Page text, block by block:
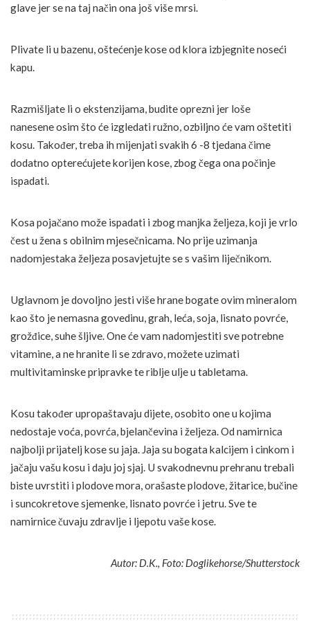
glave jer se na taj način ona još više mrsi.
Plivate li u bazenu, oštećenje kose od klora izbjegnite noseći
kapu.
Razmišljate li o ekstenzijama, budite oprezni jer loše
nanesene osim što će izgledati ružno, ozbiljno će vam oštetiti
kosu. Također, treba ih mijenjati svakih 6 -8 tjedana čime
dodatno opterećujete korijen kose, zbog čega ona počinje
ispadati.
Kosa pojačano može ispadati i zbog manjka željeza, koji je vrlo
čest u žena s obilnim mjesečnicama. No prije uzimanja
nadomjestaka željeza posavjetujte se s vašim liječnikom.
Uglavnom je dovoljno jesti više hrane bogate ovim mineralom
kao što je nemasna govedinu, grah, leća, soja, lisnato povrće,
grožđice, suhe šljive. One će vam nadomjestiti sve potrebne
vitamine, a ne hranite li se zdravo, možete uzimati
multivitaminske pripravke te riblje ulje u tabletama.
Kosu također upropaštavaju dijete, osobito one u kojima
nedostaje voća, povrća, bjelančevina i željeza. Od namirnica
najbolji prijatelj kose su jaja. Jaja su bogata kalcijem i cinkom i
jačaju vašu kosu i daju joj sjaj. U svakodnevnu prehranu trebali
biste uvrstiti i plodove mora, orašaste plodove, žitarice, bučine
i suncokretove sjemenke, lisnato povrće i jetru. Sve te
namirnice čuvaju zdravlje i ljepotu vaše kose.
Autor: D.K., Foto: Doglikehorse/Shutterstock